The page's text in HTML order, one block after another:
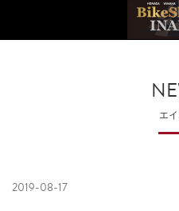
エ
2019-08-17